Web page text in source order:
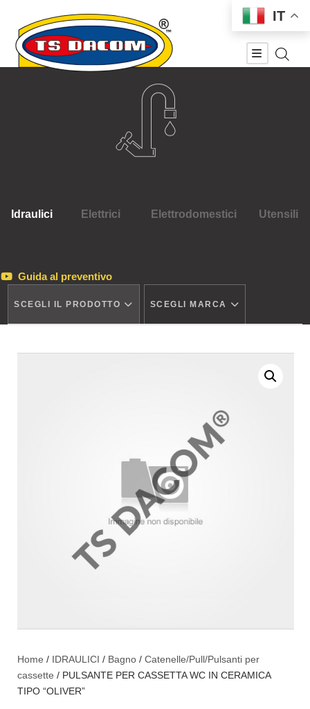
Idraulici Elettrici Elettrodomestici Utensili
Guida al preventivo
SCEGLI IL PRODOTTO SCEGLI MARCA
Home / IDRAULICI / Bagno / Catenelle/Pull/Pulsanti per
cassette / PULSANTE PER CASSETTA WC IN CERAMICA
TIPO “OLIVER”
IT